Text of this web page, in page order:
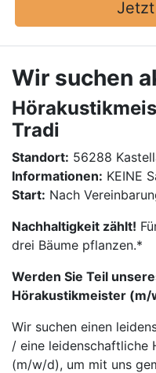
Wir suchen
Tradi
Standort: 56288
Informationen: KEINE
Start: Nach
Nachhaltigkeit zählt!
drei Bäume pflanzen.*
Werden Sie Teil
Hörakustikmeister (m/
Wir suchen einen
/ eine leidenschaftliche
(m/w/d), um mit uns